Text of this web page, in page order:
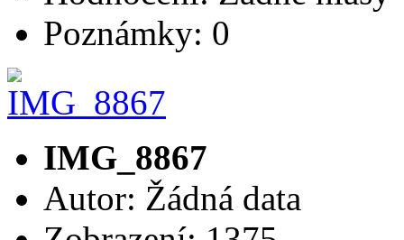
Poznámky: 0
IMG_8867
Autor: Žádná data